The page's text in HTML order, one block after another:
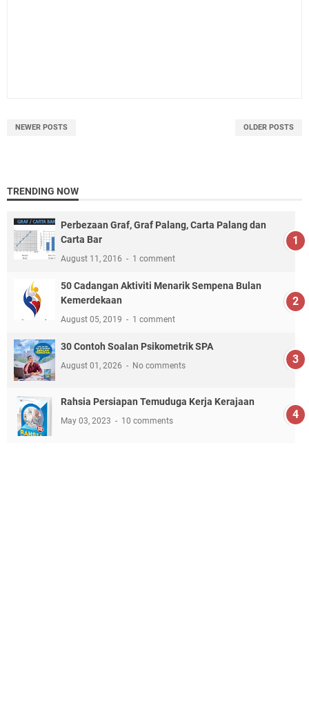
NEWER POSTS OLDER POSTS
TRENDING NOW
Perbezaan Graf, Graf Palang, Carta Palang dan
Carta Bar
August 11, 2016 1 comment
50 Cadangan Aktiviti Menarik Sempena Bulan
Kemerdekaan
August 05, 2019 1 comment
30 Contoh Soalan Psikometrik SPA
August 01, 2026 No comments
Rahsia Persiapan Temuduga Kerja Kerajaan
May 03, 2023 10 comments